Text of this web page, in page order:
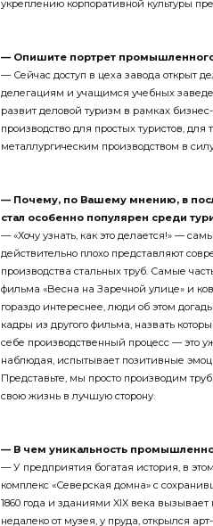
Опишите портрет промышленного
— Сейчас доступ в цеха завода открыт
делегациям и учащимся учебных
развит деловой туризм в рамках
Почему, по Вашему мнению, в
стал особенно популярен
среди
— «Хочу узнать, как это делается!» —
действительно плохо представляют
производства стальных труб. Самые
фильма «Весна на Заречной улице» и
гораздо интереснее, люди об этом
кадры из другого фильма, назвать
себе производственный процесс — это
наблюдая, испытывает позитивные
Представьте, мы просто производим
— В чем уникальность
— У предприятия богатая история, в
комплекс «Северская домна» с
1860 года и зданиями XIX века вызывает
недалеко от музея, у пруда, открылся